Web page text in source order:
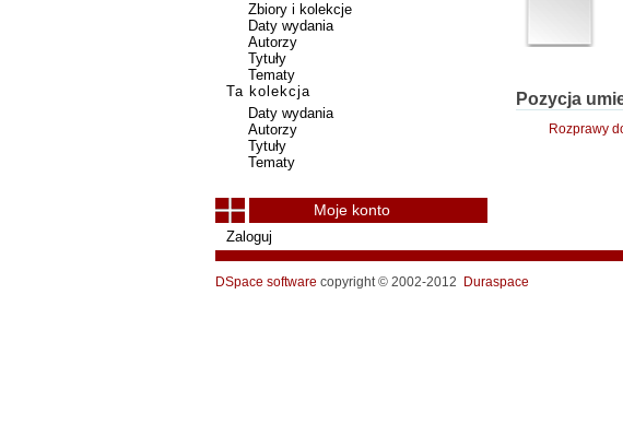
Pozycja
Rozprawy
Zbiory i kolekcje
Daty wydania
Autorzy
Tytuły
Tematy
Ta kolekcja
Daty wydania
Autorzy
Tytuły
Tematy
Moje konto
Zaloguj
DSpace software copyright © 2002-2012 Duraspace